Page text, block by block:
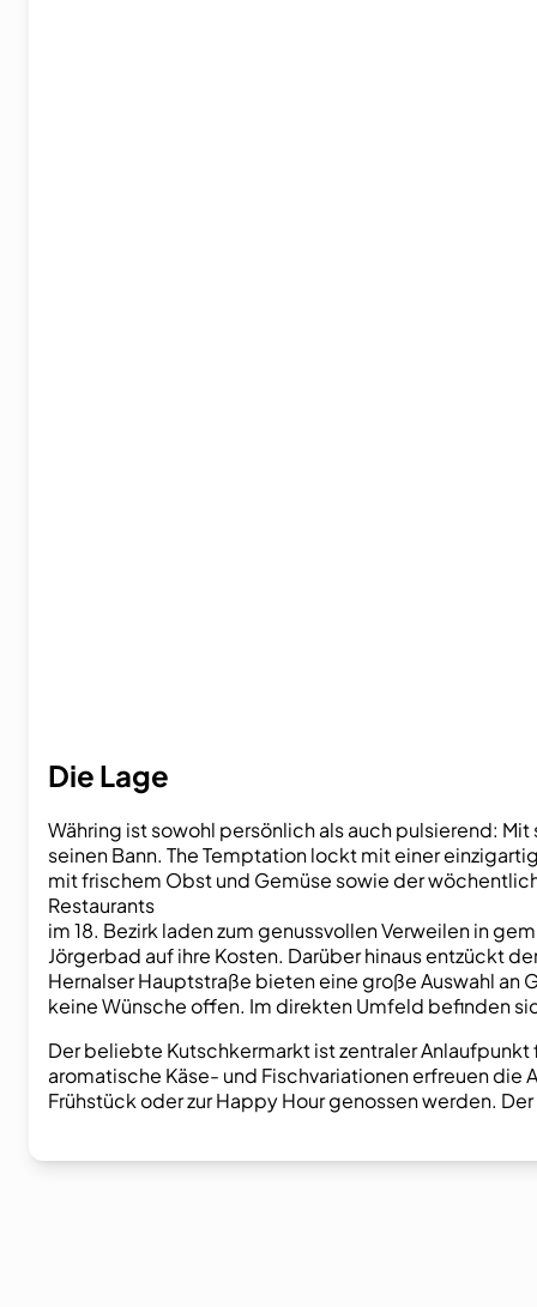
Die Lage
Währing ist sowohl persönlich als auch pulsierend:
seinen Bann. The Temptation lockt mit einer
mit frischem Obst und Gemüse sowie der
Restaurants
im 18. Bezirk laden zum genussvollen Verweilen in
Jörgerbad auf ihre Kosten. Darüber hinaus entzückt
Hernalser Hauptstraße bieten eine große Auswahl
keine Wünsche offen. Im direkten Umfeld befinden
Der beliebte Kutschkermarkt ist zentraler
aromatische Käse- und Fischvariationen erfreuen die
Frühstück oder zur Happy Hour genossen werden.